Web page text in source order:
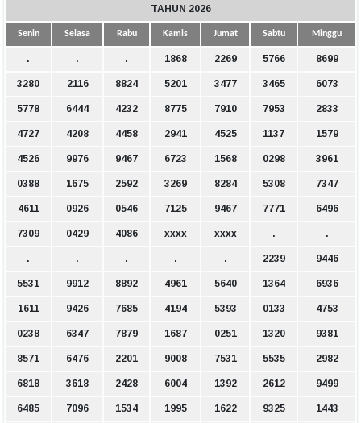
TAHUN 2026
Senin Selasa Rabu Kamis Jumat Sabtu Minggu
. . . 1868 2269 5766 8699
3280 2116 8824 5201 3477 3465 6073
5778 6444 4232 8775 7910 7953 2833
4727 4208 4458 2941 4525 1137 1579
4526 9976 9467 6723 1568 0298 3961
0388 1675 2592 3269 8284 5308 7347
4611 0926 0546 7125 9467 7771 6496
7309 0429 4086 xxxx xxxx . .
. . . . . 2239 9446
5531 9912 8892 4961 5640 1364 6936
1611 9426 7685 4194 5393 0133 4753
0238 6347 7879 1687 0251 1320 9381
8571 6476 2201 9008 7531 5535 2982
6818 3618 2428 6004 1392 2612 9499
6485 7096 1534 1995 1622 9325 1443